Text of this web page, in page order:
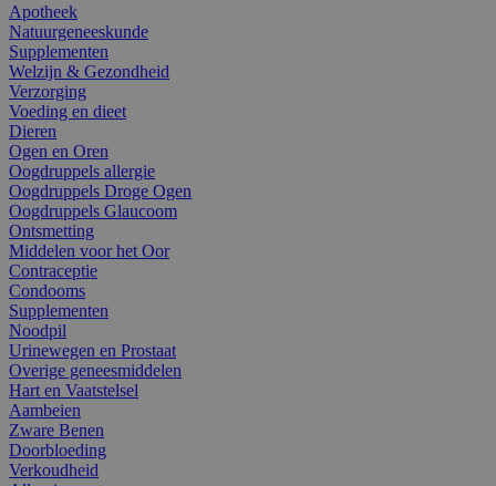
Apotheek
Natuurgeneeskunde
Supplementen
Welzijn & Gezondheid
Verzorging
Voeding en dieet
Dieren
Ogen en Oren
Oogdruppels allergie
Oogdruppels Droge Ogen
Oogdruppels Glaucoom
Ontsmetting
Middelen voor het Oor
Contraceptie
Condooms
Supplementen
Noodpil
Urinewegen en Prostaat
Overige geneesmiddelen
Hart en Vaatstelsel
Aambeien
Zware Benen
Doorbloeding
Verkoudheid